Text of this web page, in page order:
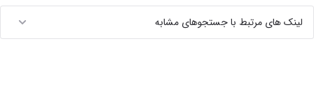
لینک های مرتبط با جستجوهای مشابه